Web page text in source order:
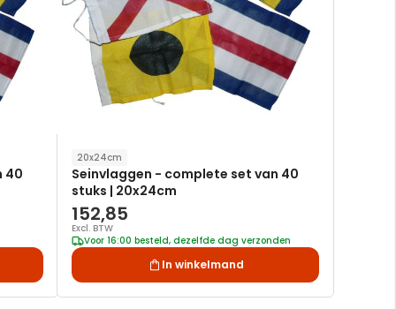
40
20x24cm
Seinvlaggen - complete set van 40
stuks | 20x24cm
152,85
Excl. BTW
Voor 16:00 besteld, dezelfde dag verzonden
In winkelmand